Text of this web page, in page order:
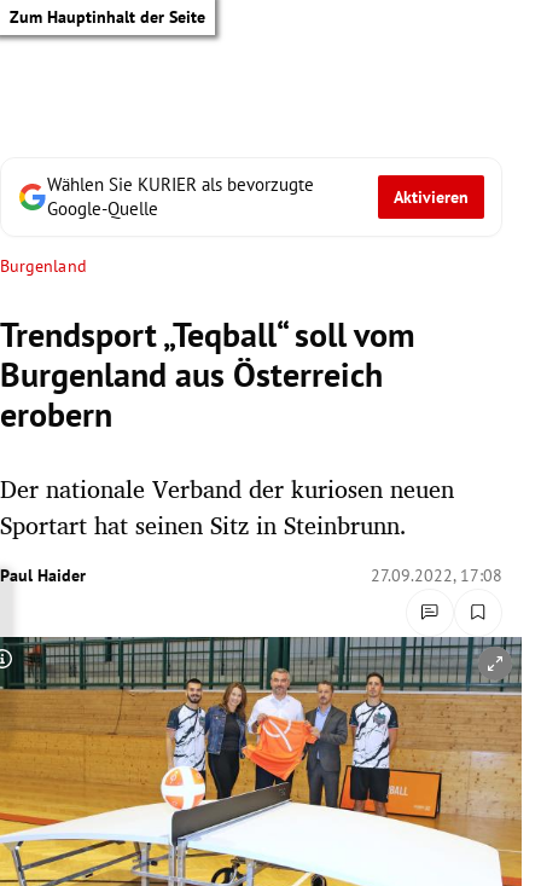
Zum Hauptinhalt der Seite
Untermenü
Untermenü
Untermenü
Untermenü
Untermenü
Wählen Sie KURIER als bevorzugte
Google-Quelle
Aktivieren
Burgenland
Trendsport „Teqball“ soll vom
Burgenland aus Österreich
erobern
Der nationale Verband der kuriosen neuen
Sportart hat seinen Sitz in Steinbrunn.
Paul Haider 27.09.2022, 17:08
Copyright-Hinweis öffnen/schließen